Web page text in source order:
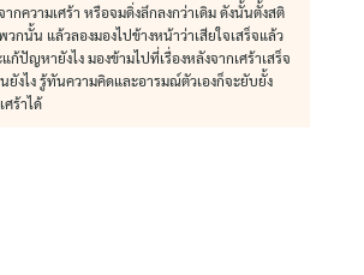
กความเศร้า หรือจมดิ่งลึกลงกว่าเดิม ดังนั้นตั้งสติ
กนั้น แล้วลองมองไปข้างหน้าว่าเสียใจเสร็จแล้ว
ก้ปัญหายังไง มองข้ามไปที่เรื่องหลังจากเศร้าเสร็จ
ยังไง รู้ทันความคิดและอารมณ์ตัวเองก็จะยับยั้ง
เศร้าได้